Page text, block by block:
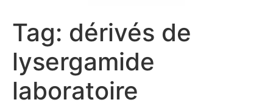
Tag: dérivés de
lysergamide
laboratoire